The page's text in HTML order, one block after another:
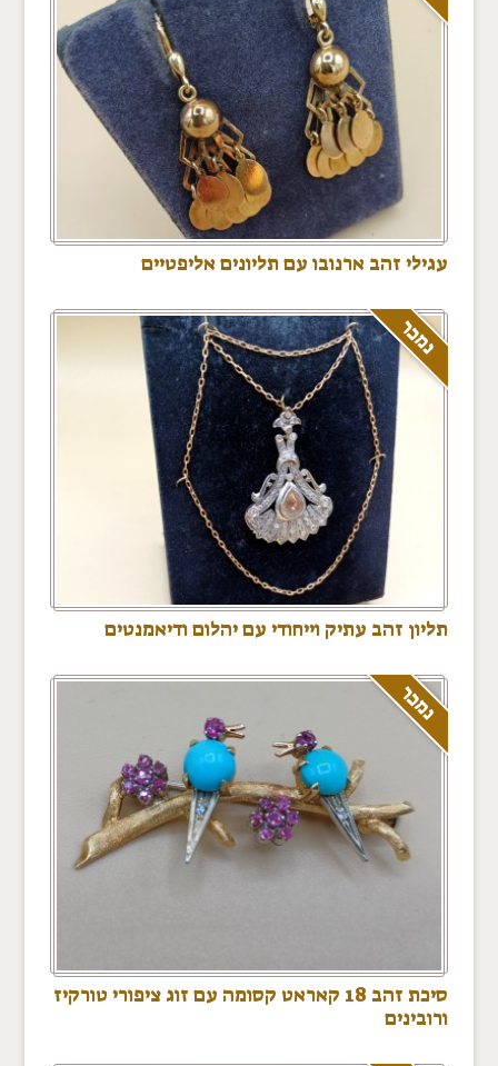
עגילי זהב ארנובו עם תליונים אליפטיים
נמכר
תליון זהב עתיק וייחודי עם יהלום ודיאמנטים
נמכר
סיכת זהב 18 קאראט קסומה עם זוג ציפורי טורקיז
ורובינים